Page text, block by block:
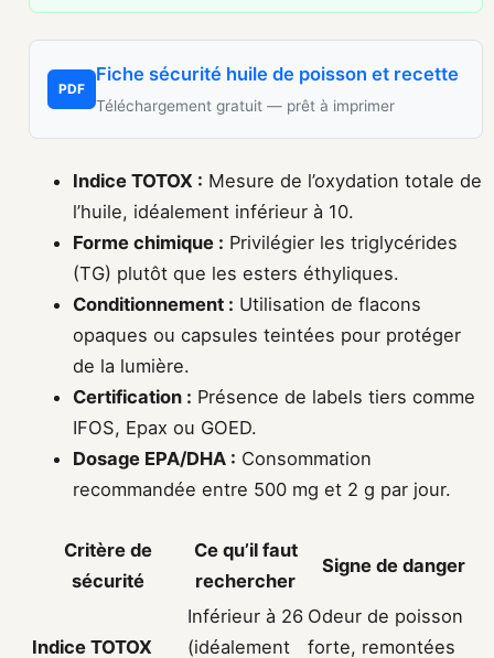
PDF
Fiche sécurité huile de poisson et recette
Téléchargement gratuit — prêt à imprimer
Indice TOTOX : Mesure de l’oxydation totale de
l’huile, idéalement inférieur à 10.
Forme chimique : Privilégier les triglycérides
(TG) plutôt que les esters éthyliques.
Conditionnement : Utilisation de flacons
opaques ou capsules teintées pour protéger
de la lumière.
Certification : Présence de labels tiers comme
IFOS, Epax ou GOED.
Dosage EPA/DHA : Consommation
recommandée entre 500 mg et 2 g par jour.
Critère de
sécurité
Ce qu’il faut
rechercher
Signe de danger
Indice TOTOX
Inférieur à 26
(idéalement
Odeur de poisson
forte, remontées